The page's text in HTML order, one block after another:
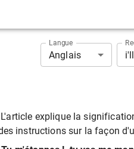
Langue
Anglais
explique la
instructions sur la façon